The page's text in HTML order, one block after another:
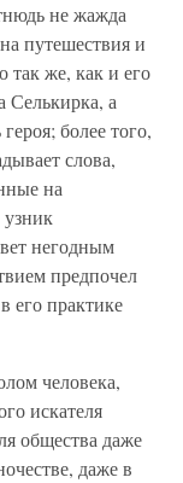
не жажда
путешествия и
же, как и его
Селькирка, а
более того,
слова,
на
негодным
предпочел
его практике
человека,
искателя
общества даже
даже в